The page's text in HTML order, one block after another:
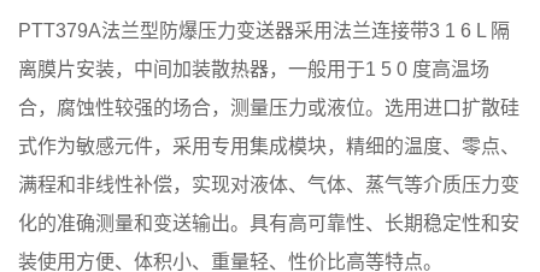
PTT379A法兰型防爆压力变送器采用法兰连接带3 1 6 L 隔
离膜片安装，中间加装散热器，一般用于1 5 0 度高温场
合，腐蚀性较强的场合，测量压力或液位。选用进口扩散硅
式作为敏感元件，采用专用集成模块，精细的温度、零点、
满程和非线性补偿，实现对液体、气体、蒸气等介质压力变
化的准确测量和变送输出。具有高可靠性、长期稳定性和安
装使用方便、体积小、重量轻、性价比高等特点。